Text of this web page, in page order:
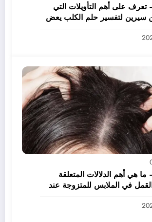
على أهم التأويلات التي
سيرين لتفسير حلم الكلب يعض
هي أهم الدلالات المتعلقة
في الملابس للمتزوجة عند
بالتفصيل